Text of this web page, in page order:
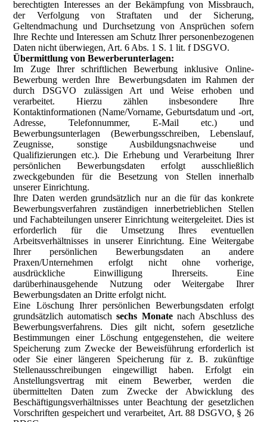
berechtigten Interesses an der Bekämpfung von Missbrauch,
der Verfolgung von Straftaten und der Sicherung,
Geltendmachung und Durchsetzung von Ansprüchen sofern
Ihre Rechte und Interessen am Schutz Ihrer personenbezogenen
Daten nicht überwiegen, Art. 6 Abs. 1 S. 1 lit. f DSGVO.
Übermittlung von Bewerberunterlagen:
Im Zuge Ihrer schriftlichen Bewerbung inklusive Online-
Bewerbung werden Ihre Bewerbungsdaten im Rahmen der
durch DSGVO zulässigen Art und Weise erhoben und
verarbeitet. Hierzu zählen insbesondere Ihre
Kontaktinformationen (Name/Vorname, Geburtsdatum und -ort,
Adresse, Telefonnummer, E-Mail etc.) und
Bewerbungsunterlagen (Bewerbungsschreiben, Lebenslauf,
Zeugnisse, sonstige Ausbildungsnachweise und
Qualifizierungen etc.). Die Erhebung und Verarbeitung Ihrer
persönlichen Bewerbungsdaten erfolgt ausschließlich
zweckgebunden für die Besetzung von Stellen innerhalb
unserer Einrichtung.
Ihre Daten werden grundsätzlich nur an die für das konkrete
Bewerbungsverfahren zuständigen innerbetrieblichen Stellen
und Fachabteilungen unserer Einrichtung weitergeleitet. Dies ist
erforderlich für die Umsetzung Ihres eventuellen
Arbeitsverhältnisses in unserer Einrichtung. Eine Weitergabe
Ihrer persönlichen Bewerbungsdaten an andere
Praxen/Unternehmen erfolgt nicht ohne vorherige,
ausdrückliche Einwilligung Ihrerseits. Eine
darüberhinausgehende Nutzung oder Weitergabe Ihrer
Bewerbungsdaten an Dritte erfolgt nicht.
Eine Löschung Ihrer persönlichen Bewerbungsdaten erfolgt
grundsätzlich automatischsechs Monatenach Abschluss des
Bewerbungsverfahrens. Dies gilt nicht, sofern gesetzliche
Bestimmungen einer Löschung entgegenstehen, die weitere
Speicherung zum Zwecke der Beweisführung erforderlich ist
oder Sie einer längeren Speicherung für z. B. zukünftige
Stellenausschreibungen eingewilligt haben. Erfolgt ein
Anstellungsvertrag mit einem Bewerber, werden die
übermittelten Daten zum Zwecke der Abwicklung des
Beschäftigungsverhältnisses unter Beachtung der gesetzlichen
Vorschriften gespeichert und verarbeitet, Art. 88 DSGVO, § 26